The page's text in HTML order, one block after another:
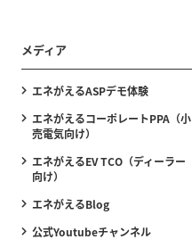
メディア
エネがえるASPデモ体験
エネがえるコーポレートPPA（小
売電気向け）
エネがえるEV TCO（ディーラー
向け）
エネがえるBlog
公式Youtubeチャンネル